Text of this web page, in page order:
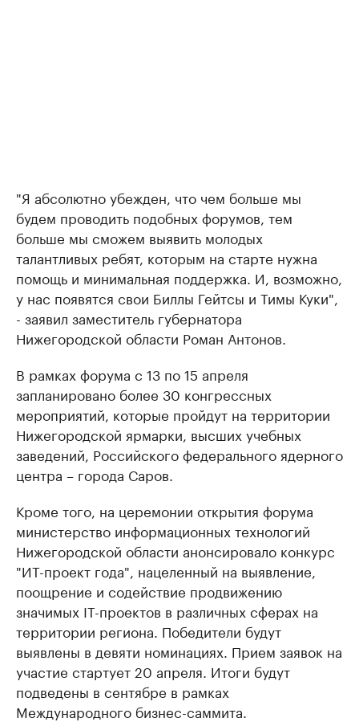
"Я абсолютно убежден, что чем больше мы
будем проводить подобных форумов, тем
больше мы сможем выявить молодых
талантливых ребят, которым на старте нужна
помощь и минимальная поддержка. И, возможно,
у нас появятся свои Биллы Гейтсы и Тимы Куки",
- заявил заместитель губернатора
Нижегородской области Роман Антонов.
В рамках форума с 13 по 15 апреля
запланировано более 30 конгрессных
мероприятий, которые пройдут на территории
Нижегородской ярмарки, высших учебных
заведений, Российского федерального ядерного
центра – города Саров.
Кроме того, на церемонии открытия форума
министерство информационных технологий
Нижегородской области анонсировало конкурс
"ИТ-проект года", нацеленный на выявление,
поощрение и содействие продвижению
значимых IT-проектов в различных сферах на
территории региона. Победители будут
выявлены в девяти номинациях. Прием заявок на
участие стартует 20 апреля. Итоги будут
подведены в сентябре в рамках
Международного бизнес-саммита.